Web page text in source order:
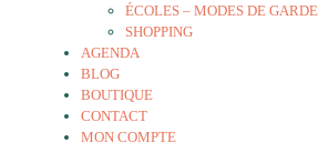
ÉCOLES – MODES DE GARDE
SHOPPING
AGENDA
BLOG
BOUTIQUE
CONTACT
MON COMPTE